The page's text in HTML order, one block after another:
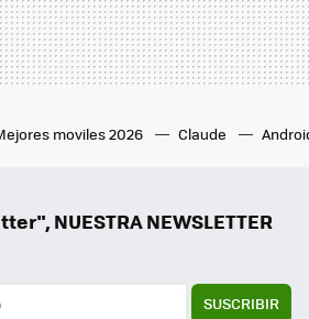
moviles 2026 Claude
NUESTRA NEWSLETTER
SUSCRIBIR